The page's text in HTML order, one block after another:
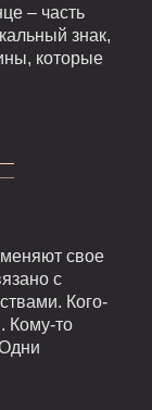
– часть
знак,
которые
свое
с
Кого-
Кому-то